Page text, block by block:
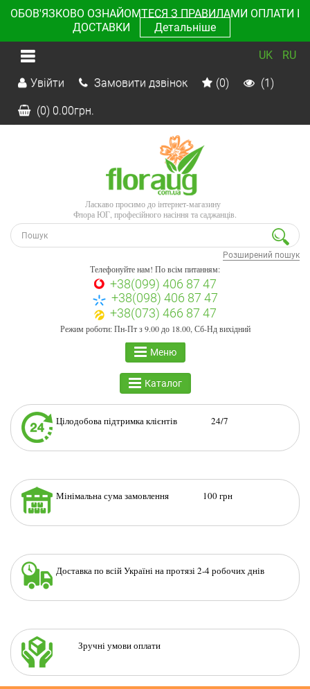
ОБОВ'ЯЗКОВО ОЗНАЙОМТЕСЯ З ПРАВИЛАМИ ОПЛАТИ І
ДОСТАВКИ
Детальніше
UK RU
Увійти Замовити дзвінок (0) (1)
(0) 0.00грн.
Ласкаво просимо до інтернет-магазину
Флора ЮГ, професійного насіння та саджанців.
Розширений пошук
Телефонуйте нам! По всім питанням:
+38(099) 406 87 47
+38(098) 406 87 47
+38(073) 466 87 47
Режим роботи: Пн-Пт з 9.00 до 18.00, Сб-Нд вихідний
Меню
Каталог
Цілодобова підтримка клієнтів 24/7
Мінімальна сума замовлення 100 грн
Доставка по всій Україні на протязі 2-4 робочих днів
Зручні умови оплати